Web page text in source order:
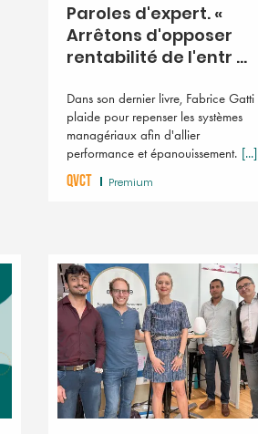
Paroles d'expert. «
Arrêtons d'opposer
rentabilité de l'entr ...
Dans son dernier livre, Fabrice Gatti
plaide pour repenser les systèmes
managériaux afin d'allier
performance et épanouissement. [...]
QVCT Premium